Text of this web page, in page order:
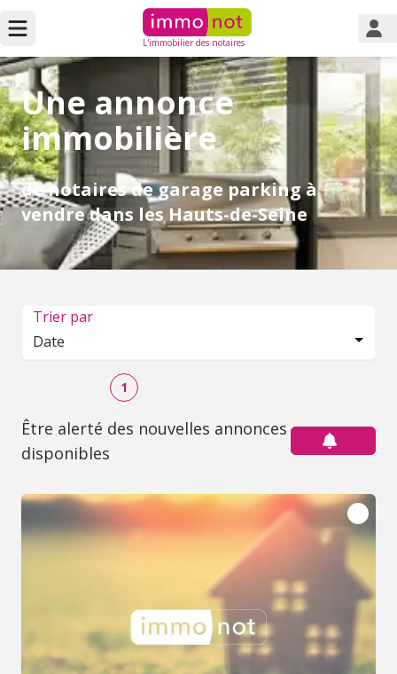
L'immobilier des notaires
Une annonce
immobilière
de notaires de garage parking à
vendre dans les Hauts-de-Seine
Trier par
Date
1
Être alerté des nouvelles annonces
disponibles